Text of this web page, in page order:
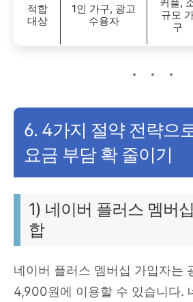
적합
대상
1인 가구, 광고
수용자
규모
구
6. 4가지 절약 전략으
요금 부담 확 줄이기
1) 네이버 플러스 멤버
합
네이버 플러스 멤버십 가입자는
4,900원에 이용할 수 있습니다.